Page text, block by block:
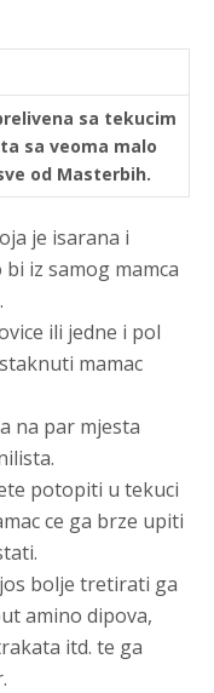
sa tekucim
sa veoma malo
od Masterbih.
je isarana i
iz samog mamca
ili jedne i pol
mamac
na par mjesta
potopiti u tekuci
ce ga brze upiti
bolje tretirati ga
amino dipova,
itd. te ga